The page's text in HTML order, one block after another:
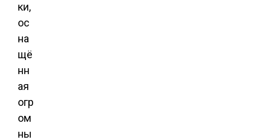
ки,
ос
на
щё
нн
ая
огр
ом
ны